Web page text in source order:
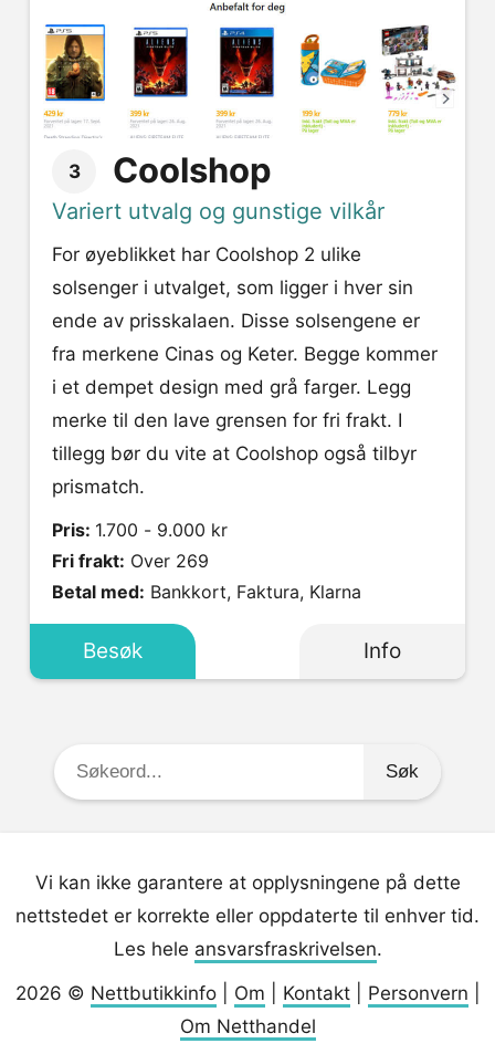
3 Coolshop
Variert utvalg og gunstige vilkår
For øyeblikket har Coolshop 2 ulike
solsenger i utvalget, som ligger i hver sin
ende av prisskalaen. Disse solsengene er
fra merkene Cinas og Keter. Begge kommer
i et dempet design med grå farger. Legg
merke til den lave grensen for fri frakt. I
tillegg bør du vite at Coolshop også tilbyr
prismatch.
Pris: 1.700 - 9.000 kr
Fri frakt: Over 269
Betal med: Bankkort, Faktura, Klarna
Besøk Info
Søkeord:
Vi kan ikke garantere at opplysningene på dette
nettstedet er korrekte eller oppdaterte til enhver tid.
Les hele ansvarsfraskrivelsen.
2026 © Nettbutikkinfo| Om Kontakt| Personvern
Om Netthandel